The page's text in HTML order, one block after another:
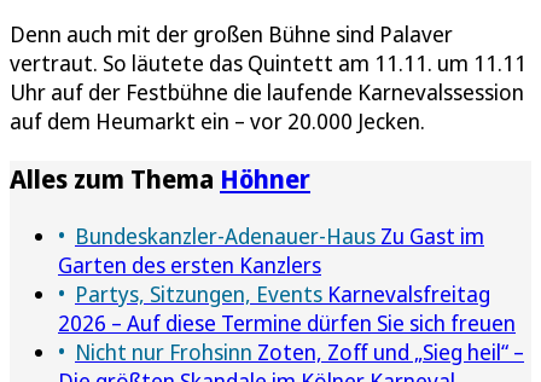
Denn auch mit der großen Bühne sind Palaver
vertraut. So läutete das Quintett am 11.11. um 11.11
Uhr auf der Festbühne die laufende Karnevalssession
auf dem Heumarkt ein – vor 20.000 Jecken.
Alles zum Thema Höhner
Bundeskanzler-Adenauer-Haus Zu Gast im
Garten des ersten Kanzlers
Partys, Sitzungen, Events Karnevalsfreitag
2026 – Auf diese Termine dürfen Sie sich freuen
Nicht nur Frohsinn Zoten, Zoff und „Sieg heil“ –